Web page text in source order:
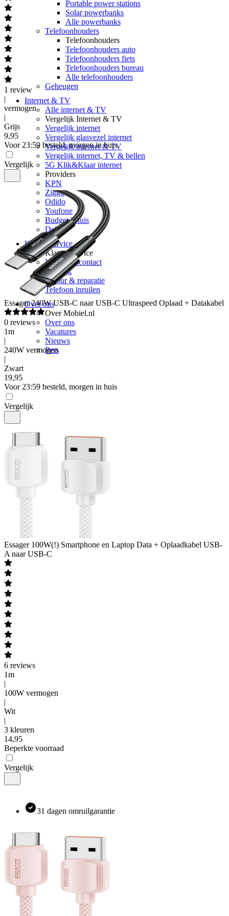
Portable power stations
Solar powerbanks
Alle powerbanks
Telefoonhouders
Telefoonhouders
Telefoonhouders auto
Telefoonhouders fiets
Telefoonhouders bureau
Alle telefoonhouders
Geheugen
Internet & TV
Alle internet & TV
Vergelijk Internet & TV
Vergelijk internet
Vergelijk glasvezel internet
Vergelijk internet & TV
Vergelijk internet, TV & bellen
5G Klik&Klaar internet
Providers
KPN
Ziggo
Odido
Youfone
Budget Thuis
Delta
Klantenservice
Klantenservice
Vragen & contact
Zakelijk
Retour & reparatie
Telefoon inruilen
Over ons
Over Mobiel.nl
Over ons
Vacatures
Nieuws
Pers
1 review
|
vermogen
|
Grijs
9,95
Voor 23:59 besteld, morgen in huis
Vergelijk
Essager 240W USB-C naar USB-C Ultraspeed Oplaad + Datakabel
0 reviews
1m
|
240W vermogen
|
Zwart
19,95
Voor 23:59 besteld, morgen in huis
Vergelijk
Essager 100W(!) Smartphone en Laptop Data + Oplaadkabel USB-
A naar USB-C
6 reviews
1m
|
100W vermogen
|
Wit
|
3 kleuren
14,95
Beperkte voorraad
Vergelijk
31 dagen omruilgarantie